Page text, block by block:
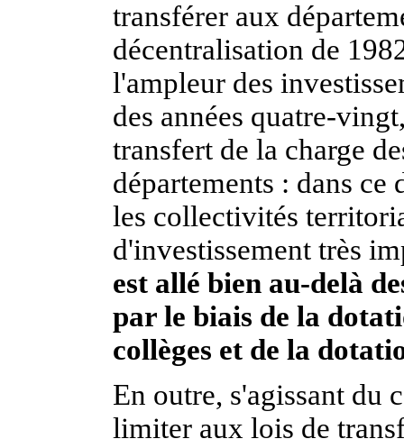
transférer aux
décentralisation de
l'ampleur des
des années quatre-
transfert de la charge
départements : dans
les collectivités
d'investissement très
est allé bien au-delà
par le biais de la
collèges et de la
En outre, s'agissant du
limiter aux lois de